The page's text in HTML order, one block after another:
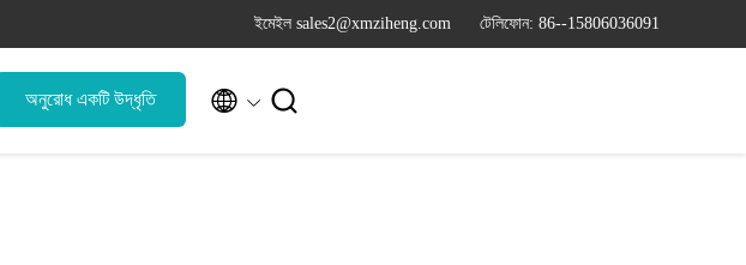
ইমেইল sales2@xmziheng.com টেলিফোন: 86--15806036091
অনুরোধ একটি উদ্ধৃতি  